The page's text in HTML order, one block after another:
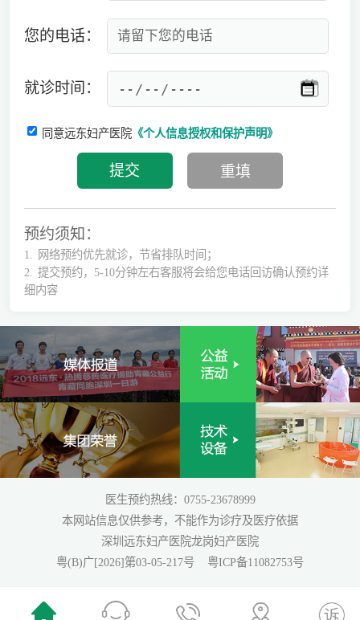
您的电话：
就诊时间：
同意远东妇产医院《个人信息授权和保护声明》
预约须知：
1.
网络预约优先就诊，节省排队时间；
2.
提交预约，5-10分钟左右客服将会给您电话回访确认预约详
细内容
医生预约热线：0755-23678999
本网站信息仅供参考，不能作为诊疗及医疗依据
深圳远东妇产医院龙岗妇产医院
粤(B)广[2026]第03-05-217号
粤ICP备11082753号